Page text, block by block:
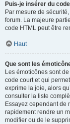
Puis-je insérer du
Par mesure de
forum. La majeure
code HTML peut être
Haut
Que sont les
Les émoticônes sont
code court et qui
exprime la joie, alors
consulter la liste
Essayez cependant de
rapidement rendre un
modifier ou de le